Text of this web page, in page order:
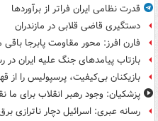
قدرت نظامی ایران فراتر از برآوردها
دستگیری قاضی قلابی در مازندران
فارن افرز: محور مقاومت پابرجا
بازتاب پیامدهای جنگ علیه ایران در
بازیکنان بی‌کیفیت، پرسپولیس را از
پزشکیان: وجود رهبر انقلاب برای
رسانه عبری: اسرائیل دچار ناترازی